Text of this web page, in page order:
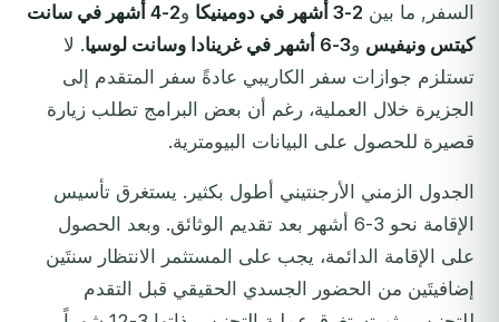
السفر, ما بين 2-3 أشهر في دومينيكا و
2-4 أشهر في سانت
كيتس ونيفيس و3-6 أشهر في غرينادا وسانت لوسيا
. لا
تستلزم جوازات سفر الكاريبي عادةً سفر المتقدم إلى
الجزيرة خلال العملية، رغم أن بعض البرامج تطلب زيارة
قصيرة للحصول على البيانات البيومترية.
الجدول الزمني الأرجنتيني أطول بكثير. يستغرق تأسيس
الإقامة نحو 3-6 أشهر بعد تقديم الوثائق. وبعد الحصول
على الإقامة الدائمة، يجب على المستثمر الانتظار سنتَين
إضافيتَين من الحضور الجسدي الحقيقي قبل التقدم